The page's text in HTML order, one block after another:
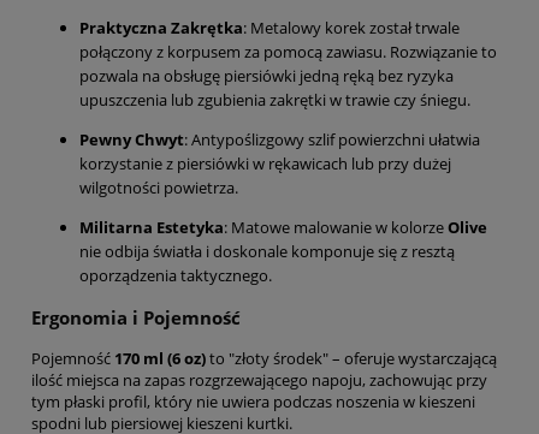
Praktyczna Zakrętka: Metalowy korek został trwale
połączony z korpusem za pomocą zawiasu. Rozwiązanie to
pozwala na obsługę piersiówki jedną ręką bez ryzyka
upuszczenia lub zgubienia zakrętki w trawie czy śniegu.
Pewny Chwyt: Antypoślizgowy szlif powierzchni ułatwia
korzystanie z piersiówki w rękawicach lub przy dużej
wilgotności powietrza.
Militarna Estetyka: Matowe malowanie w kolorzeOlive
nie odbija światła i doskonale komponuje się z resztą
oporządzenia taktycznego.
Ergonomia i Pojemność
Pojemność 170 ml (6 oz)to "złoty środek" – oferuje wystarczającą
ilość miejsca na zapas rozgrzewającego napoju, zachowując przy
tym płaski profil, który nie uwiera podczas noszenia w kieszeni
spodni lub piersiowej kieszeni kurtki.